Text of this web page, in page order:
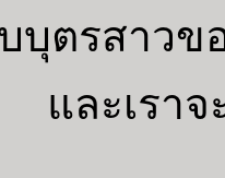
บบุตรสาว
ะเราจะ